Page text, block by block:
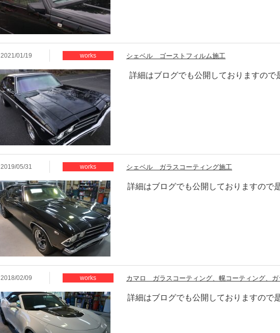
2021/01/19 works シェベル ゴーストフィルム施工
詳細はブログでも公開しておりますので
2019/05/31 works シェベル ガラスコーティング施工
詳細はブログでも公開しておりますので
2018/02/09 works カマロ ガラスコーティング、幌コーティング、ガ
詳細はブログでも公開しておりますので